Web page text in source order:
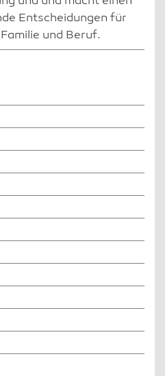
Entscheidungen für
und Beruf.